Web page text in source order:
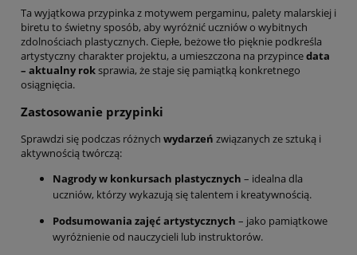
Ta wyjątkowa przypinka z motywem pergaminu, palety malarskiej i
biretu to świetny sposób, aby wyróżnić uczniów o wybitnych
zdolnościach plastycznych. Ciepłe, beżowe tło pięknie podkreśla
artystyczny charakter projektu, a umieszczona na przypincedata
– aktualny roksprawia, że staje się pamiątką konkretnego
osiągnięcia.
Zastosowanie przypinki
Sprawdzi się podczas różnych wydarzeń związanych ze sztuką i
aktywnością twórczą:
Nagrody w konkursach plastycznych – idealna dla
uczniów, którzy wykazują się talentem i kreatywnością.
Podsumowania zajęć artystycznych – jako pamiątkowe
wyróżnienie od nauczycieli lub instruktorów.